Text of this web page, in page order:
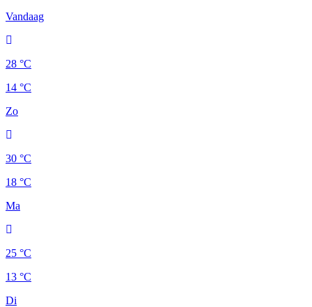
Vandaag
28 °C
14 °C
Zo
30 °C
18 °C
Ma
25 °C
13 °C
Di